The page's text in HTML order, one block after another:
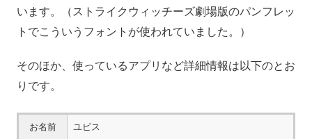
います。（ストライクウィッチーズ劇場版のパンフレッ
トでこういうフォントが使われていました。）
そのほか、使っているアプリなど詳細情報は以下のとお
りです。
お名前
ユピス